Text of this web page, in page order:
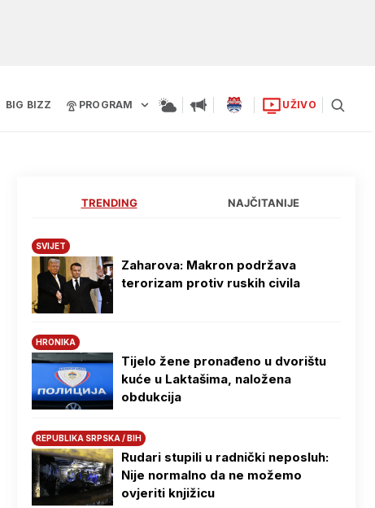
BIG BIZZ PROGRAM UŽIVO
TRENDING NAJČITANIJE
SVIJET
Zaharova: Makron podržava
terorizam protiv ruskih civila
HRONIKA
Tijelo žene pronađeno u dvorištu
kuće u Laktašima, naložena
obdukcija
REPUBLIKA SRPSKA / BIH
Rudari stupili u radnički neposluh:
Nije normalno da ne možemo
ovjeriti knjižicu